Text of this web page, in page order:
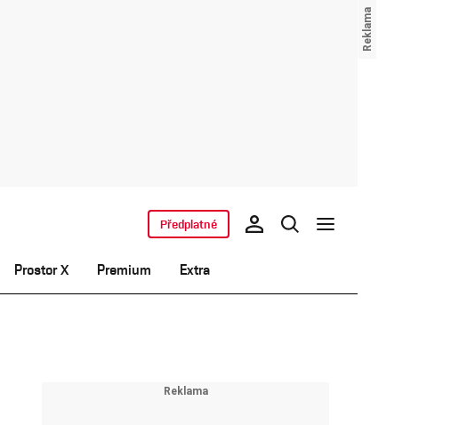
Prostor X Premium Extra
Předplatné